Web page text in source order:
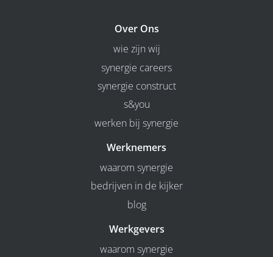
Over Ons
wie zijn wij
synergie careers
synergie construct
s&you
werken bij synergie
Werknemers
waarom synergie
bedrijven in de kijker
blog
Werkgevers
waarom synergie